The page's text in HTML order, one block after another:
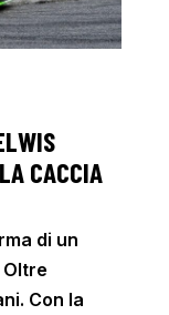
CACCIA
di un
Con la